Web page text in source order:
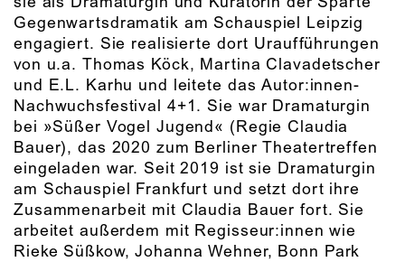
Gegenwartsdramatik am Schauspiel Leipzig
engagiert. Sie realisierte dort Uraufführungen
von u.a. Thomas Köck, Martina Clavadetscher
und E.L. Karhu und leitete das Autor:innen-
Nachwuchsfestival 4+1. Sie war Dramaturgin
bei »Süßer Vogel Jugend« (Regie Claudia
Bauer), das 2020 zum Berliner Theatertreffen
eingeladen war. Seit 2019 ist sie Dramaturgin
am Schauspiel Frankfurt und setzt dort ihre
Zusammenarbeit mit Claudia Bauer fort. Sie
arbeitet außerdem mit Regisseur:innen wie
Rieke Süßkow, Johanna Wehner, Bonn Park